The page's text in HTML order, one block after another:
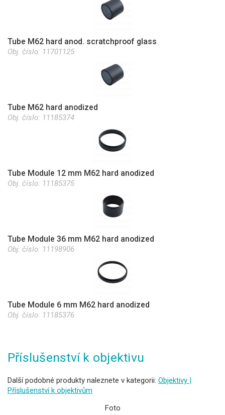
Tube M62 hard anod. scratchproof glass
Obj. číslo: 11701125
Tube M62 hard anodized
Obj. číslo: 11185374
Tube Module 12 mm M62 hard anodized
Obj. číslo: 11185375
Tube Module 36 mm M62 hard anodized
Obj. číslo: 11198906
Tube Module 6 mm M62 hard anodized
Obj. číslo: 11185376
Příslušenství k objektivu
Další podobné produkty naleznete v kategorii: Objektivy |
Příslušenství k objektivům
Foto